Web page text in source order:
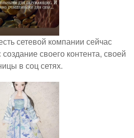
сетевой компании сейчас
своего контента, своей
в соц сетях.